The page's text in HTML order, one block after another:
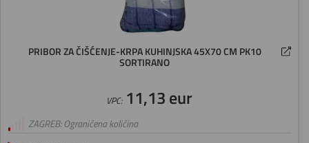
PRIBOR ZA ČIŠĆENJE-KRPA KUHINJSKA 45X70 CM PK10
SORTIRANO
VPC:11,13 eur
ZAGREB: Ograničena količina